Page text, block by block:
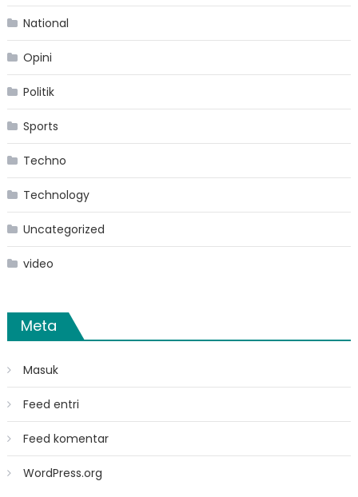
National
Opini
Politik
Sports
Techno
Technology
Uncategorized
video
Meta
Masuk
Feed entri
Feed komentar
WordPress.org